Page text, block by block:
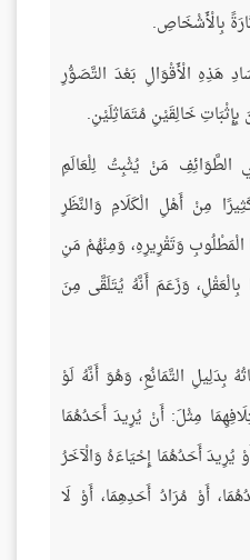
بِالْأَشْخَاصِ.
هَذِهِ الْأَقْوَالِ بَعْدَ التَّصَوُّرِ
بِإِثْبَاتِ خَالِقَيْنِ مُتَمَاثِلَيْنِ.
مَنْ يُثْبِتُ لِلْعَالَمِ
مِنْ أَهْلِ الْكَلَامِ وَالنَّظَرِ
الْمَطْلُوبِ وَتَقْرِيرِهِ، وَمِنْهُمْ مَنِ
وَزَعَمَ أَنَّهُ يُتَلَقَّى مِنَ
بِدَلِيلِ التَّمَانُعِ، وَهُوَ أَنَّهُ لَوْ
مِثْلَ: أَنْ يُرِيدَ أَحَدُهُمَا
أَحَدُهُمَا إِحْيَاءَهُ وَالْآخَرُ
أَوْ مُرَادُ أَحَدِهِمَا، أَوْ لَا